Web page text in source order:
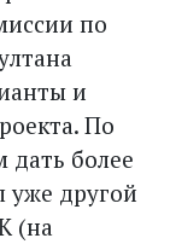
по
и
По
более
другой
(на